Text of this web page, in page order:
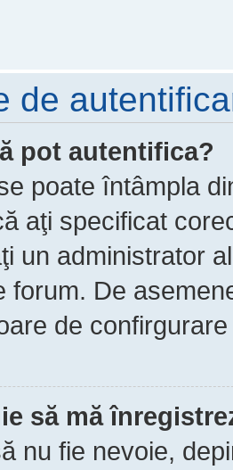
de
pot autentifica?
poate întâmpla
aţi specificat
un administrator
forum. De
de
să mă
nu fie nevoie,